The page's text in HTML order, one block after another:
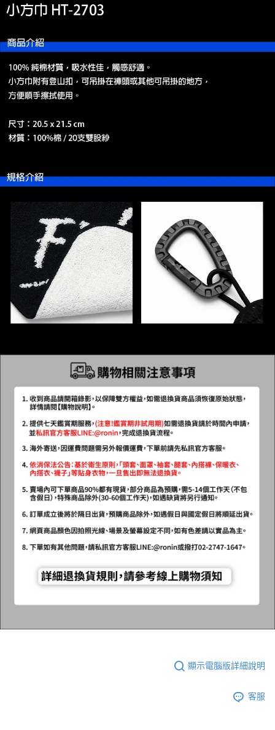
時審查核予不同之上限額度；若仍有額度不足之情形，本公司將視審查結果
請求用戶進行身份認證。
恩沛科技股份有限公司將有權停止該用戶之使用額度並採取法律行動。
每筆NT$200，滿NT$3,000(含以上)免運費
計)，訂單才得以成立**)
顯示電腦版詳細說明
客服